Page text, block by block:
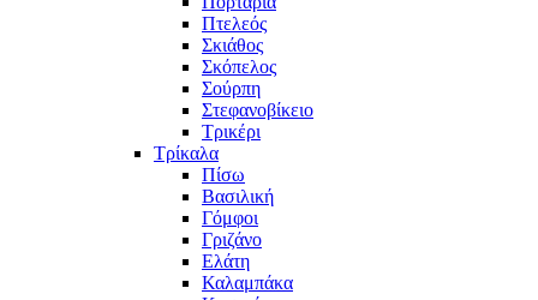
Πτελεός
Σκιάθος
Σκόπελος
Σούρπη
Στεφανοβίκειο
Τρικέρι
Τρίκαλα
Πίσω
Βασιλική
Γόμφοι
Γριζάνο
Ελάτη
Καλαμπάκα